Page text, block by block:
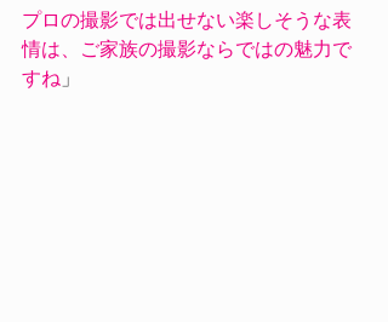
プロの撮影では出せない楽しそうな表
情は、ご家族の撮影ならではの魅力で
すね 」